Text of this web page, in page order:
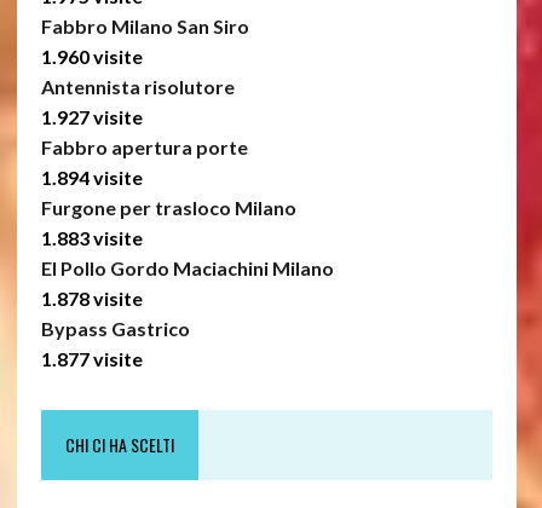
Fabbro Milano San Siro
1.960 visite
Antennista risolutore
1.927 visite
Fabbro apertura porte
1.894 visite
Furgone per trasloco Milano
1.883 visite
El Pollo Gordo Maciachini Milano
1.878 visite
Bypass Gastrico
1.877 visite
CHI CI HA SCELTI